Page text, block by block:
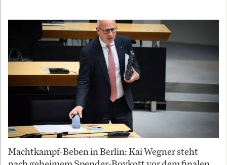
Machtkampf-Beben in Berlin: Kai Wegner steht